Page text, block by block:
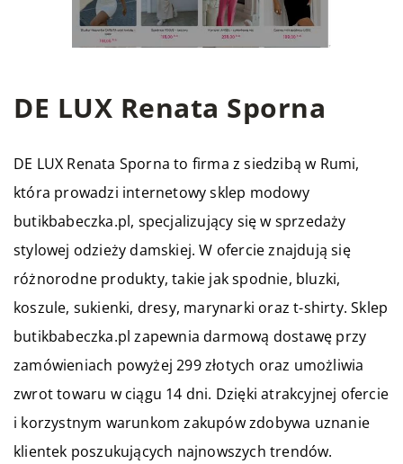
DE LUX Renata Sporna
DE LUX Renata Sporna to firma z siedzibą w Rumi,
która prowadzi internetowy sklep modowy
butikbabeczka.pl, specjalizujący się w sprzedaży
stylowej odzieży damskiej. W ofercie znajdują się
różnorodne produkty, takie jak spodnie, bluzki,
koszule, sukienki, dresy, marynarki oraz t-shirty. Sklep
butikbabeczka.pl zapewnia darmową dostawę przy
zamówieniach powyżej 299 złotych oraz umożliwia
zwrot towaru w ciągu 14 dni. Dzięki atrakcyjnej ofercie
i korzystnym warunkom zakupów zdobywa uznanie
klientek poszukujących najnowszych trendów.